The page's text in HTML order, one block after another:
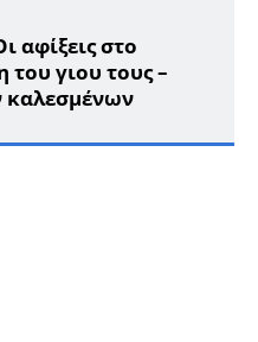
αφίξεις στο
του γιου τους –